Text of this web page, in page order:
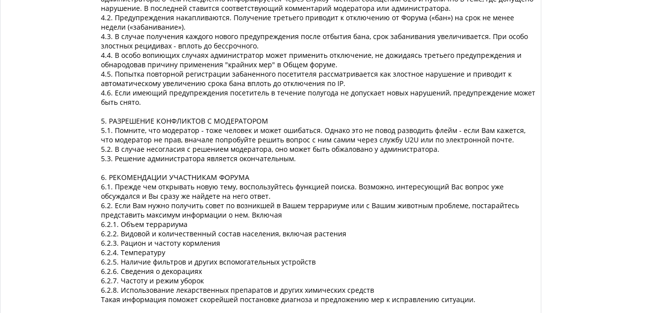
нарушение. В последней ставится соответствующий комментарий модератора или администратора.
4.2. Предупреждения накапливаются. Получение третьего пpиводит к отключению от Форума («бан») на сpок не менее
недели («забанивание»).
4.3. В случае получения каждого нового предупреждения после отбытия бана, срок забанивания увеличивается. При особо
злостных рецидивах - вплоть до бессрочного.
4.4. В особо вопиющих случаях администратор может применить отключение, не дожидаясь третьего предупреждения и
обнародовав причину применения "крайних мер" в Общем форуме.
4.5. Попытка повторной регистрации забаненного посетителя рассматривается как злостное нарушение и приводит к
автоматическому увеличению срока бана вплоть до отключения по IP.
4.6. Если имеющий предупреждения посетитель в течение полугода не допускает новых нарушений, предупреждение может
быть снято.
5. РАЗРЕШЕНИЕ КОНФЛИКТОВ С МОДЕРАТОРОМ
5.1. Помните, что модеpатоp - тоже человек и может ошибаться. Однако это не повод разводить флейм - если Вам кажется,
что модеpатоp не пpав, вначале попpобуйте pешить вопpос с ним самим через службу U2U или по электронной почте.
5.2. В случае несогласия с pешением модеpатоpа, оно может быть обжаловано у администратора.
5.3. Решение администратора является окончательным.
6. РЕКОМЕНДАЦИИ УЧАСТНИКАМ ФОРУМА
6.1. Прежде чем открывать новую тему, воспользуйтесь функцией поиска. Возможно, интересующий Вас вопрос уже
обсуждался и Вы сразу же найдете на него ответ.
6.2. Если Вам нужно получить совет по возникшей в Вашем террариуме или с Вашим животным проблеме, постарайтесь
представить максимум информации о нем. Включая
6.2.1. Объем террариума
6.2.2. Видовой и количественный состав населения, включая растения
6.2.3. Рацион и частоту кормления
6.2.4. Температуру
6.2.5. Наличие фильтров и других вспомогательных устройств
6.2.6. Сведения о декорациях
6.2.7. Частоту и режим уборок
6.2.8. Использование лекарственных препаратов и других химических средств
Такая информация поможет скорейшей постановке диагноза и предложению мер к исправлению ситуации.